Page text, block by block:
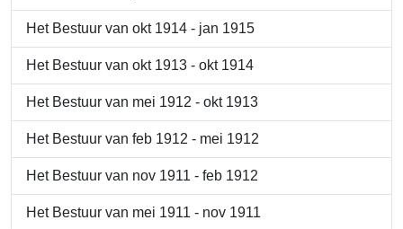
Het Bestuur van okt 1914 - jan 1915
Het Bestuur van okt 1913 - okt 1914
Het Bestuur van mei 1912 - okt 1913
Het Bestuur van feb 1912 - mei 1912
Het Bestuur van nov 1911 - feb 1912
Het Bestuur van mei 1911 - nov 1911